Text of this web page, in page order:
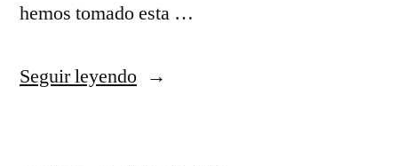
hemos tomado esta …
Seguir leyendo«El